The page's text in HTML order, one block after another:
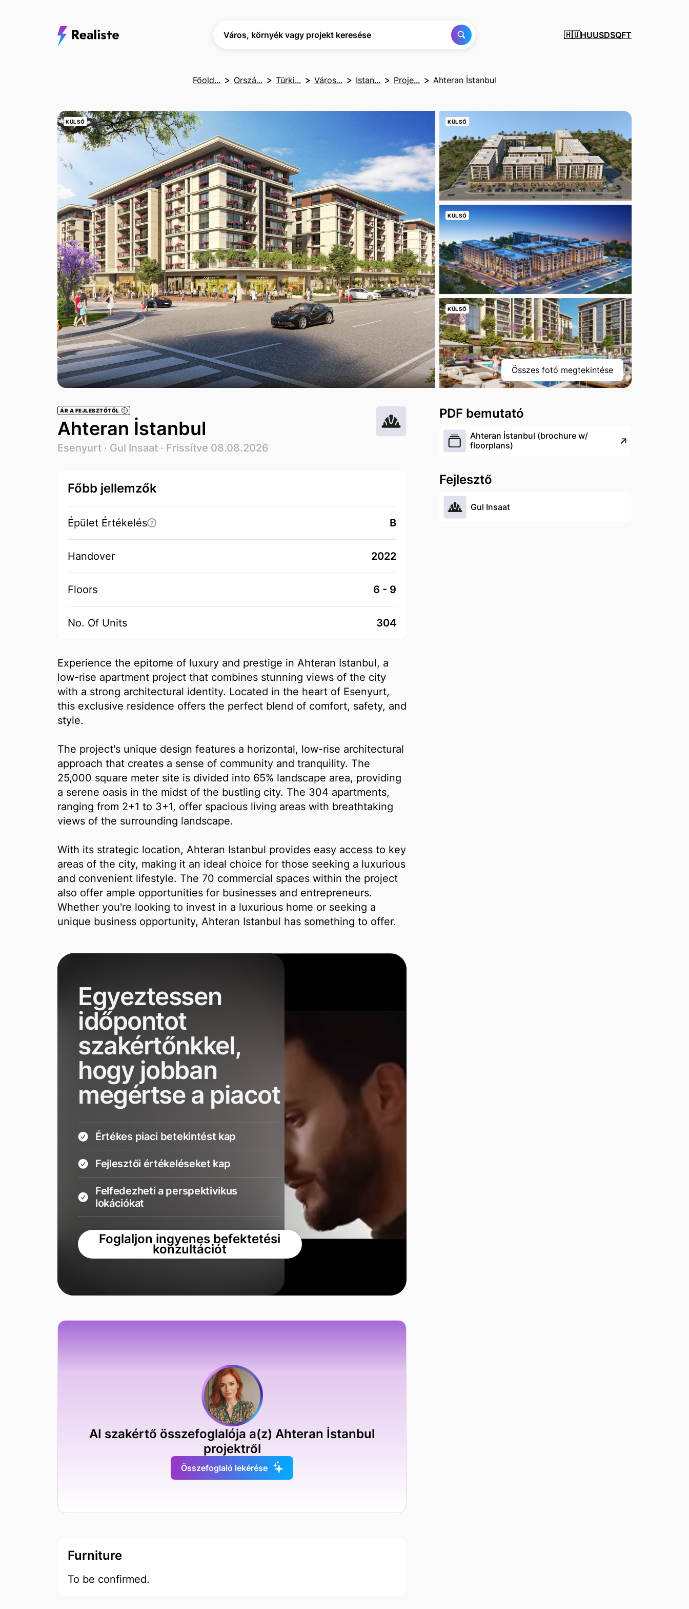
Város, környék vagy projekt keresése
🇭🇺HUUSDSQFT
Főold... Orszá... Türki... Város... Istan... Proje... Ahteran İstanbul
KÜLSŐ KÜLSŐ
KÜLSŐ
KÜLSŐ
Összes fotó megtekintése
ÁR A FEJLESZTŐTŐL ?
Ahteran İstanbul
Esenyurt · Gul Insaat · Frissítve 08.08.2026
Főbb jellemzők
Épület Értékelés ? B
Handover 2022
Floors 6 - 9
No. Of Units 304
Experience the epitome of luxury and prestige in Ahteran Istanbul, a
low-rise apartment project that combines stunning views of the city
with a strong architectural identity. Located in the heart of Esenyurt,
this exclusive residence offers the perfect blend of comfort, safety, and
style.
The project's unique design features a horizontal, low-rise architectural
approach that creates a sense of community and tranquility. The
25,000 square meter site is divided into 65% landscape area, providing
a serene oasis in the midst of the bustling city. The 304 apartments,
ranging from 2+1 to 3+1, offer spacious living areas with breathtaking
views of the surrounding landscape.
With its strategic location, Ahteran Istanbul provides easy access to key
areas of the city, making it an ideal choice for those seeking a luxurious
and convenient lifestyle. The 70 commercial spaces within the project
also offer ample opportunities for businesses and entrepreneurs.
Whether you're looking to invest in a luxurious home or seeking a
unique business opportunity, Ahteran Istanbul has something to offer.
Egyeztessen
időpontot
szakértőnkkel,
hogy jobban
megértse a piacot
Értékes piaci betekintést kap
Fejlesztői értékeléseket kap
Felfedezheti a perspektivikus
lokációkat
Foglaljon ingyenes befektetési
konzultációt
AI szakértő összefoglalója a(z) Ahteran İstanbul
projektről
Összefoglaló lekérése
Furniture
To be confirmed.
PDF bemutató
Ahteran İstanbul (brochure w/
floorplans)
Fejlesztő
Gul Insaat